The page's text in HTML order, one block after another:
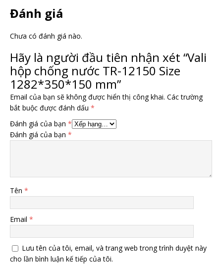
Đánh giá
Chưa có đánh giá nào.
Hãy là người đầu tiên nhận xét “Vali
hộp chống nước TR-12150 Size
1282*350*150 mm”
Email của bạn sẽ không được hiển thị công khai. Các trường
bắt buộc được đánh dấu *
Đánh giá của bạn *
Đánh giá của bạn *
Tên *
Email *
Lưu tên của tôi, email, và trang web trong trình duyệt này
cho lần bình luận kế tiếp của tôi.